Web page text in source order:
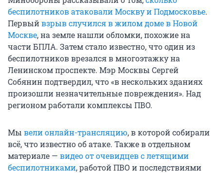
беспилотников атаковали Москву и Подмосковье.
Первыйвзрыв случился в жилом доме в Новой
Москве, на земле нашли обломки, похожие на
части БПЛА. Затем стало известно, что один из
беспилотников врезался в многоэтажку на
Ленинском проспекте. Мэр Москвы Сергей
Собянин подтвердил, что «в нескольких зданиях
произошли незначительные повреждения». Над
регионом работали комплексы ПВО.
Мы вели онлайн-трансляцию, в которой собирали
всё, что известно об атаке. Также в отдельном
материале — видео от очевидцев с летящими
беспилотниками, работой ПВО и последствиями